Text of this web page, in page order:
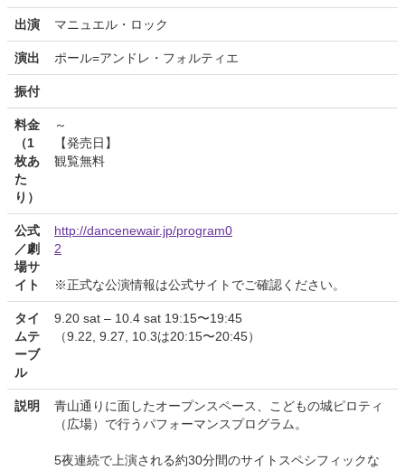
出演 マニュエル・ロック
演出 ポール=アンドレ・フォルティエ
振付
料金
（1
枚あ
た
り）
～
【発売日】
観覧無料
公式
／劇
場サ
イト
http://dancenewair.jp/program0
2
※正式な公演情報は公式サイトでご確認ください。
タイ
ムテ
ーブ
ル
9.20 sat – 10.4 sat 19:15〜19:45
（9.22, 9.27, 10.3は20:15〜20:45）
説明
青山通りに面したオープンスペース、こどもの城ピロティ
（広場）で行うパフォーマンスプログラム。
5夜連続で上演される約30分間のサイトスペシフィックな